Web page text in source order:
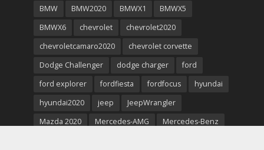
BMW
BMW2020 BMWX1
BMWX5
BMWX6
chevrolet
chevrolet2020
chevroletcamaro2020
chevrolet corvette
Dodge Challenger
dodge charger
ford
ford explorer
fordfiesta fordfocus
hyundai
hyundai2020
jeep
JeepWrangler
Mazda 2020
Mercedes-AMG
Mercedes-Benz